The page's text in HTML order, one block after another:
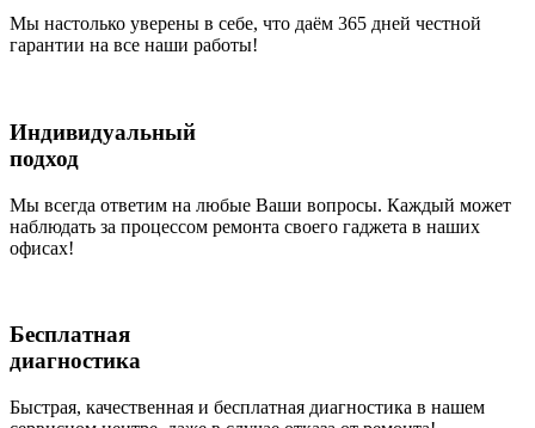
Мы настолько уверены в себе, что даём 365 дней честной
гарантии на все наши работы!
Индивидуальный
подход
Мы всегда ответим на любые Ваши вопросы. Каждый может
наблюдать за процессом ремонта своего гаджета в наших
офисах!
Бесплатная
диагностика
Быстрая, качественная и бесплатная диагностика в нашем